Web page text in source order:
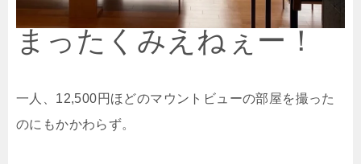
まったくみえねぇー！
一人、12,500円ほどのマウントビューの部屋を撮った
のにもかかわらず。